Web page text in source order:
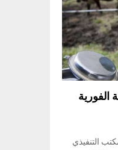
الفورية
التنفيذي